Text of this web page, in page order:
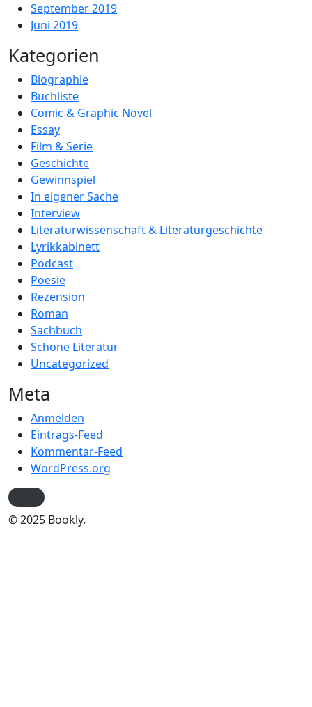
September 2019
Juni 2019
Kategorien
Biographie
Buchliste
Comic & Graphic Novel
Essay
Film & Serie
Geschichte
Gewinnspiel
In eigener Sache
Interview
Literaturwissenschaft & Literaturgeschichte
Lyrikkabinett
Podcast
Poesie
Rezension
Roman
Sachbuch
Schöne Literatur
Uncategorized
Meta
Anmelden
Eintrags-Feed
Kommentar-Feed
WordPress.org
© 2025 Bookly.